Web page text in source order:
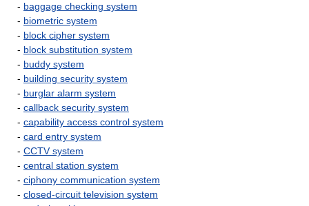
- baggage checking system
- biometric system
- block cipher system
- block substitution system
- buddy system
- building security system
- burglar alarm system
- callback security system
- capability access control system
- card entry system
- CCTV system
- central station system
- ciphony communication system
- closed-circuit television system